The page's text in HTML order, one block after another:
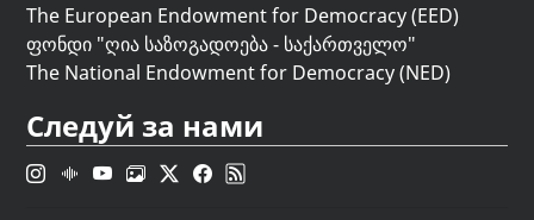
The European Endowment for Democracy (EED)
ფონდი "ღია საზოგადოება - საქართველო"
The National Endowment for Democracy (NED)
Следуй за нами